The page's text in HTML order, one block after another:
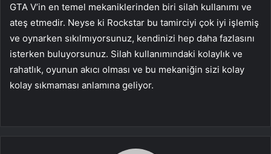
GTA V’in en temel mekaniklerinden biri silah kullanımı ve
ateş etmedir. Neyse ki Rockstar bu tamirciyi çok iyi işlemiş
ve oynarken sıkılmıyorsunuz, kendinizi hep daha fazlasını
isterken buluyorsunuz. Silah kullanımındaki kolaylık ve
rahatlık, oyunun akıcı olması ve bu mekaniğin sizi kolay
kolay sıkmaması anlamına geliyor.